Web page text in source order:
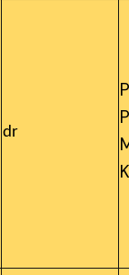
dr